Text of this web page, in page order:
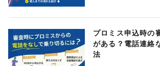
プロミス申込時の
がある？電話連絡
法